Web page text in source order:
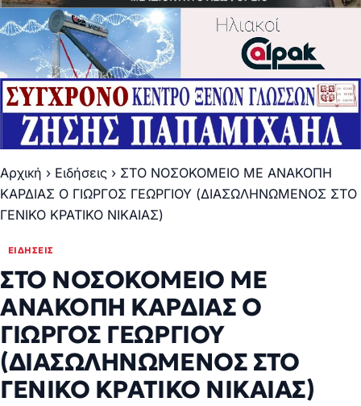
Αρχική › Ειδήσεις › ΣΤΟ ΝΟΣΟΚΟΜΕΙΟ ΜΕ ΑΝΑΚΟΠΗ
ΚΑΡΔΙΑΣ Ο ΓΙΩΡΓΟΣ ΓΕΩΡΓΙΟΥ (ΔΙΑΣΩΛΗΝΩΜΕΝΟΣ ΣΤΟ
ΓΕΝΙΚΟ ΚΡΑΤΙΚΟ ΝΙΚΑΙΑΣ)
ΕΙΔΉΣΕΙΣ
ΣΤΟ ΝΟΣΟΚΟΜΕΙΟ ΜΕ
ΑΝΑΚΟΠΗ ΚΑΡΔΙΑΣ Ο
ΓΙΩΡΓΟΣ ΓΕΩΡΓΙΟΥ
(ΔΙΑΣΩΛΗΝΩΜΕΝΟΣ ΣΤΟ
ΓΕΝΙΚΟ ΚΡΑΤΙΚΟ ΝΙΚΑΙΑΣ)